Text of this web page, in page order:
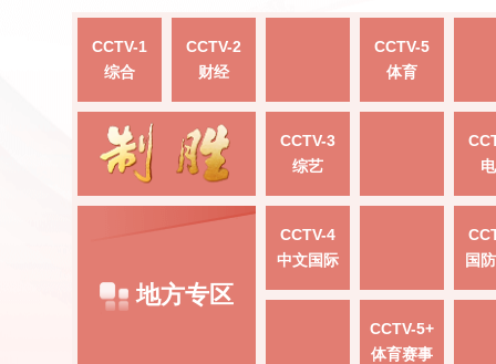
CCTV-1
综合
CCTV-2
财经
CCTV-5
体育
CCTV-3
综艺
地方专区
CCTV-4
中文国际
国
CCTV-5+
体育赛事